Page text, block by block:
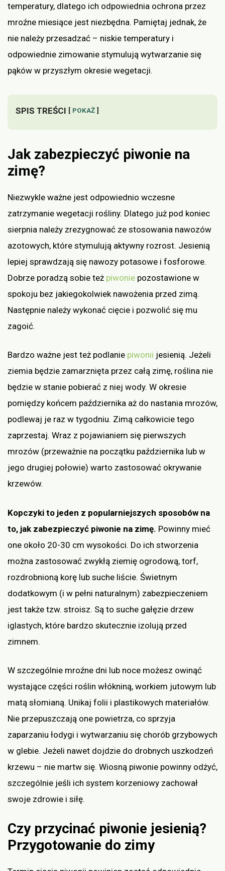
temperatury, dlatego ich odpowiednia ochrona przez
mroźne miesiące jest niezbędna. Pamiętaj jednak, że
nie należy przesadzać – niskie temperatury i
odpowiednie zimowanie stymulują wytwarzanie się
pąków w przyszłym okresie wegetacji.
SPIS TREŚCI POKAŻ
Jak zabezpieczyć piwonie na
zimę?
Niezwykle ważne jest odpowiednio wczesne
zatrzymanie wegetacji rośliny. Dlatego już pod koniec
sierpnia należy zrezygnować ze stosowania nawozów
azotowych, które stymulują aktywny rozrost. Jesienią
lepiej sprawdzają się nawozy potasowe i fosforowe.
Dobrze poradzą sobie też piwonie pozostawione w
spokoju bez jakiegokolwiek nawożenia przed zimą.
Następnie należy wykonać cięcie i pozwolić się mu
zagoić.
Bardzo ważne jest też podlanie piwonii jesienią. Jeżeli
ziemia będzie zamarznięta przez całą zimę, roślina nie
będzie w stanie pobierać z niej wody. W okresie
pomiędzy końcem października aż do nastania mrozów,
podlewaj je raz w tygodniu. Zimą całkowicie tego
zaprzestaj. Wraz z pojawianiem się pierwszych
mrozów (przeważnie na początku października lub w
jego drugiej połowie) warto zastosować okrywanie
krzewów.
Kopczyki to jeden z popularniejszych sposobów na
to, jak zabezpieczyć piwonie na zimę. Powinny mieć
one około 20-30 cm wysokości. Do ich stworzenia
można zastosować zwykłą ziemię ogrodową, torf,
rozdrobnioną korę lub suche liście. Świetnym
dodatkowym (i w pełni naturalnym) zabezpieczeniem
jest także tzw. stroisz. Są to suche gałęzie drzew
iglastych, które bardzo skutecznie izolują przed
zimnem.
W szczególnie mroźne dni lub noce możesz owinąć
wystające części roślin włókniną, workiem jutowym lub
matą słomianą. Unikaj folii i plastikowych materiałów.
Nie przepuszczają one powietrza, co sprzyja
zaparzaniu łodygi i wytwarzaniu się chorób grzybowych
w glebie. Jeżeli nawet dojdzie do drobnych uszkodzeń
krzewu – nie martw się. Wiosną piwonie powinny odżyć,
szczególnie jeśli ich system korzeniowy zachował
swoje zdrowie i siłę.
Czy przycinać piwonie jesienią?
Przygotowanie do zimy